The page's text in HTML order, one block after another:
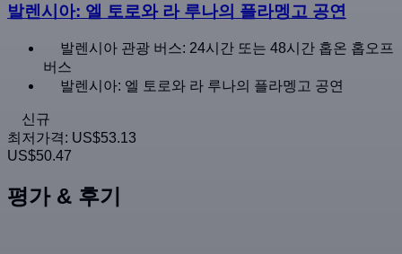
발렌시아: 엘 토로와 라 루나의 플라멩고 공연
발렌시아 관광 버스: 24시간 또는 48시간 홉온 홉오프
버스
발렌시아: 엘 토로와 라 루나의 플라멩고 공연
신규
최저가격: US$53.13
US$50.47
평가 & 후기